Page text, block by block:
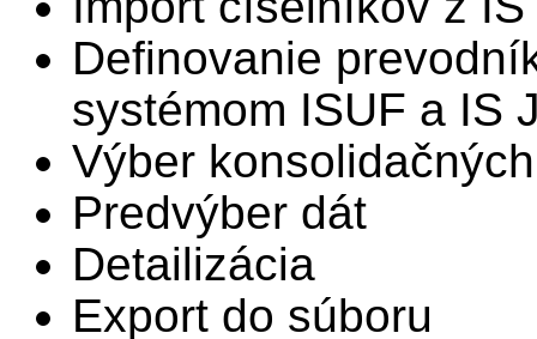
Definovanie
systémom ISUF a IS
Výber
Predvýber dát
Detailizácia
Export do súboru